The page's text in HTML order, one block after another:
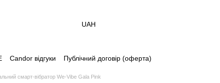
UAH
Candor відгуки Публічний договір (оферта)
смарт-вібратор We-Vibe Gala Pink